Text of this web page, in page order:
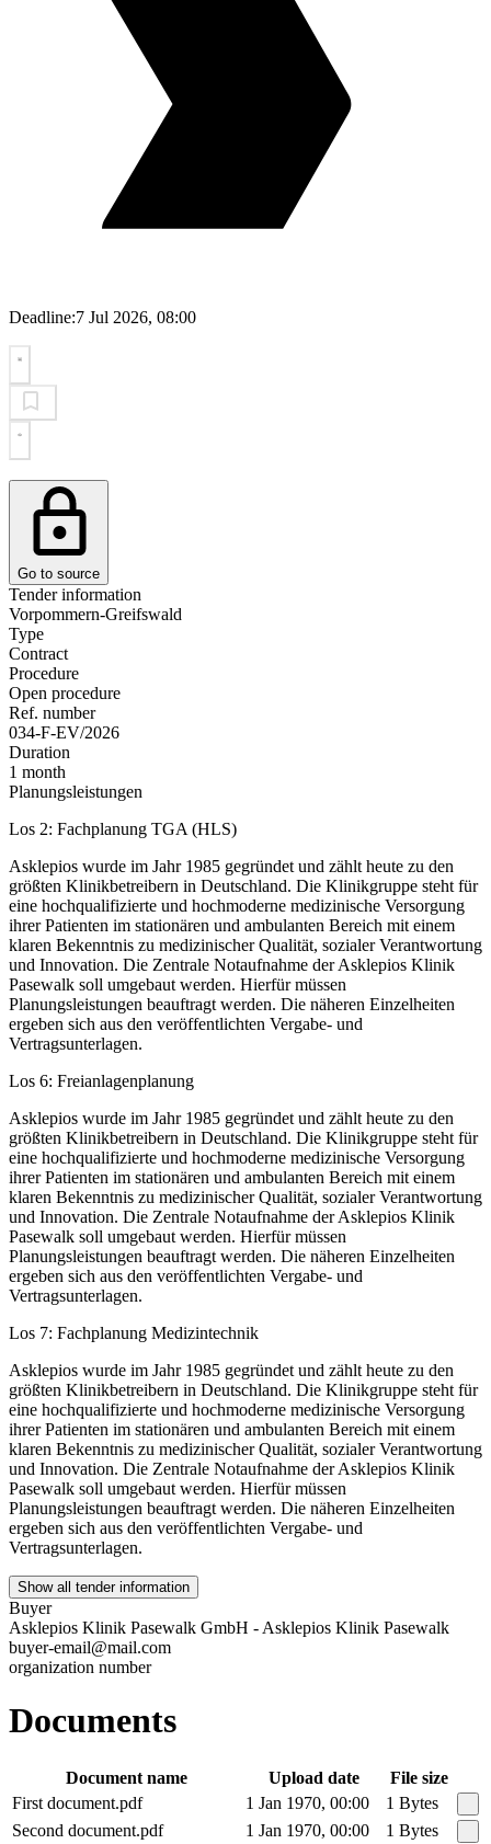
Deadline:7 Jul 2026, 08:00
Go to source
Tender information
Vorpommern-Greifswald
Type
Contract
Procedure
Open procedure
Ref. number
034-F-EV/2026
Duration
1 month
Planungsleistungen
Los 2: Fachplanung TGA (HLS)
Asklepios wurde im Jahr 1985 gegründet und zählt heute zu den
größten Klinikbetreibern in Deutschland. Die Klinikgruppe steht für
eine hochqualifizierte und hochmoderne medizinische Versorgung
ihrer Patienten im stationären und ambulanten Bereich mit einem
klaren Bekenntnis zu medizinischer Qualität, sozialer Verantwortung
und Innovation. Die Zentrale Notaufnahme der Asklepios Klinik
Pasewalk soll umgebaut werden. Hierfür müssen
Planungsleistungen beauftragt werden. Die näheren Einzelheiten
ergeben sich aus den veröffentlichten Vergabe- und
Vertragsunterlagen.
Los 6: Freianlagenplanung
Asklepios wurde im Jahr 1985 gegründet und zählt heute zu den
größten Klinikbetreibern in Deutschland. Die Klinikgruppe steht für
eine hochqualifizierte und hochmoderne medizinische Versorgung
ihrer Patienten im stationären und ambulanten Bereich mit einem
klaren Bekenntnis zu medizinischer Qualität, sozialer Verantwortung
und Innovation. Die Zentrale Notaufnahme der Asklepios Klinik
Pasewalk soll umgebaut werden. Hierfür müssen
Planungsleistungen beauftragt werden. Die näheren Einzelheiten
ergeben sich aus den veröffentlichten Vergabe- und
Vertragsunterlagen.
Los 7: Fachplanung Medizintechnik
Asklepios wurde im Jahr 1985 gegründet und zählt heute zu den
größten Klinikbetreibern in Deutschland. Die Klinikgruppe steht für
eine hochqualifizierte und hochmoderne medizinische Versorgung
ihrer Patienten im stationären und ambulanten Bereich mit einem
klaren Bekenntnis zu medizinischer Qualität, sozialer Verantwortung
und Innovation. Die Zentrale Notaufnahme der Asklepios Klinik
Pasewalk soll umgebaut werden. Hierfür müssen
Planungsleistungen beauftragt werden. Die näheren Einzelheiten
ergeben sich aus den veröffentlichten Vergabe- und
Vertragsunterlagen.
Show all tender information
Buyer
Asklepios Klinik Pasewalk GmbH - Asklepios Klinik Pasewalk
buyer-email@mail.com
organization number
Documents
Document name Upload date
File size
First document.pdf
1 Jan 1970, 00:00
1 Bytes
Second document.pdf
1 Jan 1970, 00:00
1 Bytes